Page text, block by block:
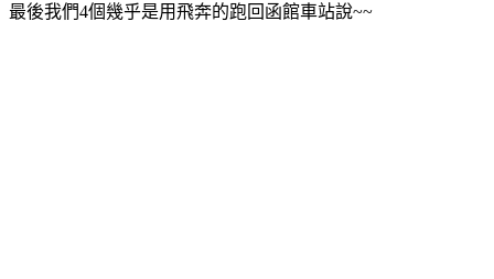
最後我們4個幾乎是用飛奔的跑回函館車站說~~